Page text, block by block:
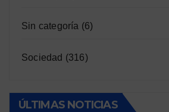
Sin categoría (6)
Sociedad (316)
ÚLTIMAS NOTICIAS